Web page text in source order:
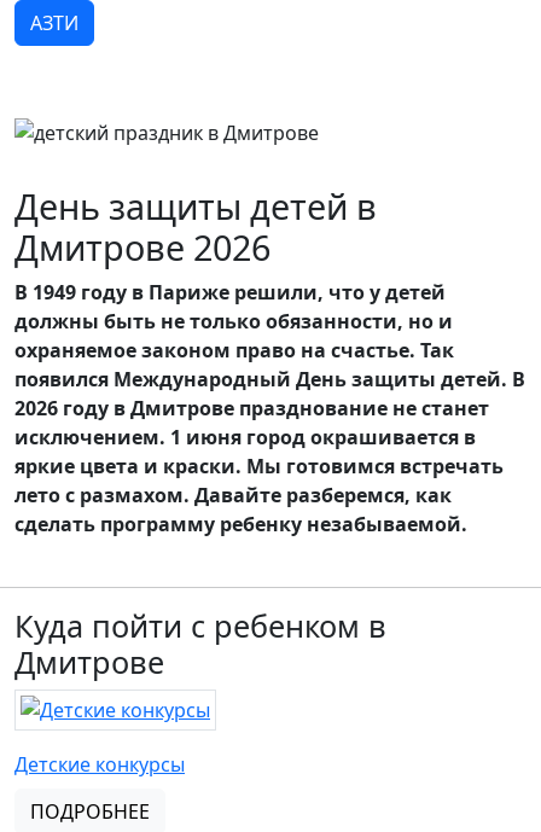
АЗТИ
День защиты детей в
Дмитрове 2026
В 1949 году в Париже решили, что у детей
должны быть не только обязанности, но и
охраняемое законом право на счастье. Так
появился Международный День защиты детей. В
2026 году в Дмитрове празднование не станет
исключением. 1 июня город окрашивается в
яркие цвета и краски. Мы готовимся встречать
лето с размахом. Давайте разберемся, как
сделать программу ребенку незабываемой.
Куда пойти с ребенком в
Дмитрове
Детские конкурсы
ПОДРОБНЕЕ